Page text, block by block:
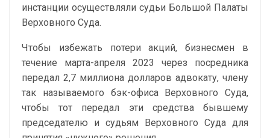
инстанции осуществляли судьи Большой Палаты
Верховного Суда.
Чтобы избежать потери акций, бизнесмен в
течение марта-апреля 2023 через посредника
передал 2,7 миллиона долларов адвокату, члену
так называемого бэк-офиса Верховного Суда,
чтобы тот передал эти средства бывшему
председателю и судьям Верховного Суда для